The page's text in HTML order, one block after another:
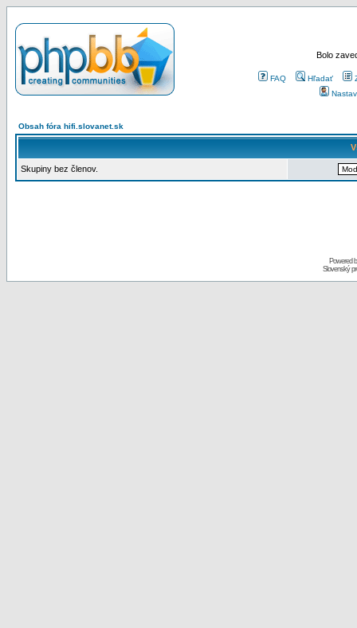
Bolo
FAQ Hľadať
Obsah fóra hifi.slovanet.sk
Skupiny bez členov.
Powered
Slovenský